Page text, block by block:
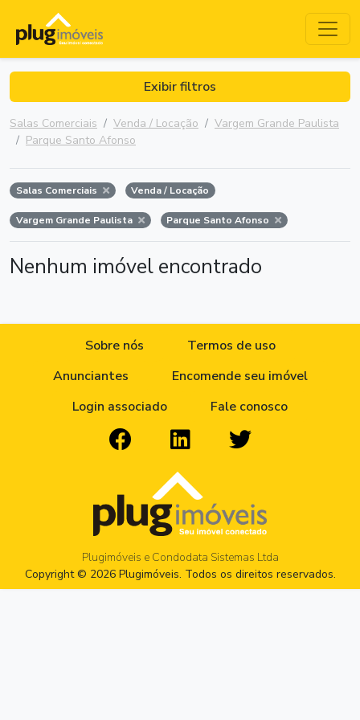
Exibir filtros
Salas Comerciais Venda / Locação
Vargem Grande Paulista
Parque Santo Afonso
Salas Comerciais Venda / Locação
Vargem Grande Paulista Parque Santo Afonso
Nenhum imóvel encontrado
Sobre nós
Termos de uso
Anunciantes
Encomende seu imóvel
Login associado
Fale conosco
Plugimóveis e Condodata Sistemas Ltda
Copyright © 2026 Plugimóveis. Todos os direitos reservados.